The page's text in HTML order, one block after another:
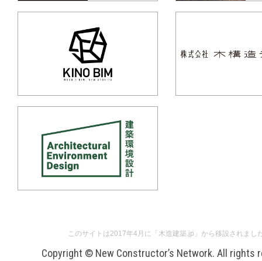
このサイトは2017年4月に「木造建築.jp」から移設されまし
Copyright © New Constructor’s Network. All rights